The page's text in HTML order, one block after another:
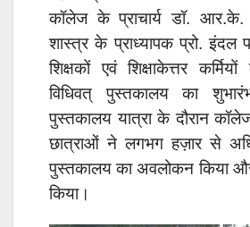
कॉलेज के प्राचार्य डॉ. आर.के.
शास्त्र के प्राध्यापक प्रो. इंदल
शिक्षकों एवं शिक्षाकेत्तर
विधिवत् पुस्तकालय का
पुस्तकालय यात्रा के दौरान
छात्राओं ने लगभग हज़ार से
पुस्तकालय का अवलोकन किया और
किया।